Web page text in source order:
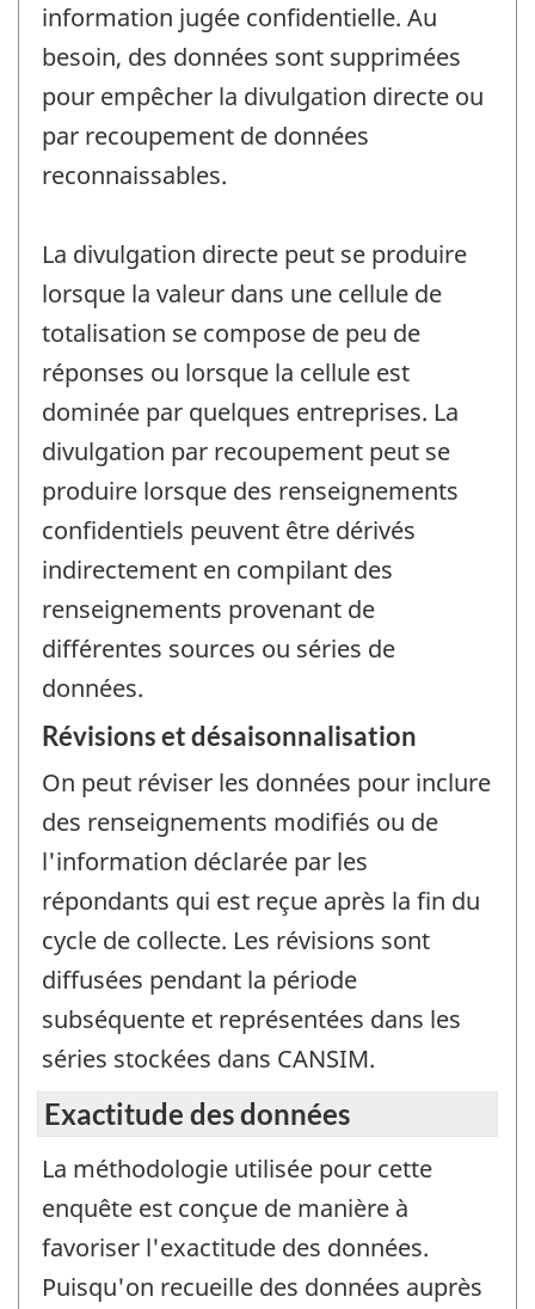
information jugée confidentielle. Au
besoin, des données sont supprimées
pour empêcher la divulgation directe ou
par recoupement de données
reconnaissables.
La divulgation directe peut se produire
lorsque la valeur dans une cellule de
totalisation se compose de peu de
réponses ou lorsque la cellule est
dominée par quelques entreprises. La
divulgation par recoupement peut se
produire lorsque des renseignements
confidentiels peuvent être dérivés
indirectement en compilant des
renseignements provenant de
différentes sources ou séries de
données.
Révisions et désaisonnalisation
On peut réviser les données pour inclure
des renseignements modifiés ou de
l'information déclarée par les
répondants qui est reçue après la fin du
cycle de collecte. Les révisions sont
diffusées pendant la période
subséquente et représentées dans les
séries stockées dans CANSIM.
Exactitude des données
La méthodologie utilisée pour cette
enquête est conçue de manière à
favoriser l'exactitude des données.
Puisqu'on recueille des données auprès